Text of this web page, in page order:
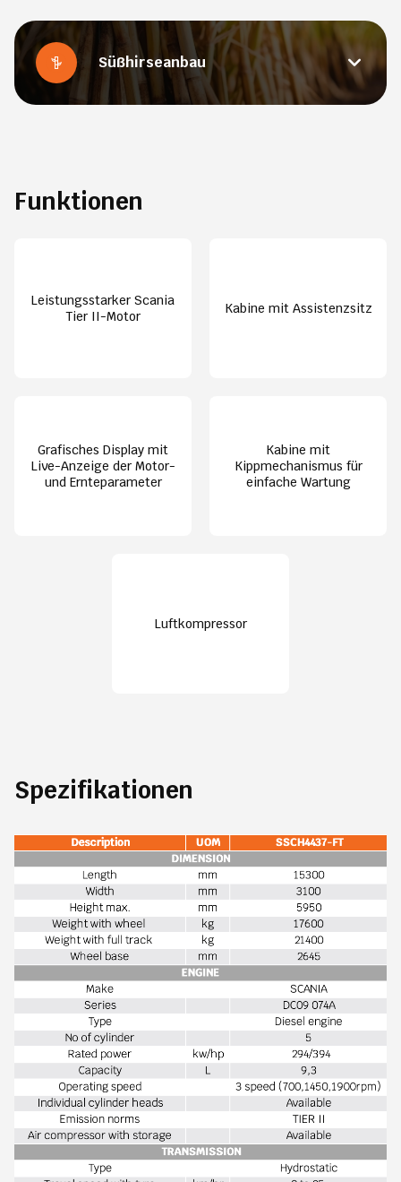
Süßhirseanbau
Funktionen
Leistungsstarker Scania
Tier II-Motor
Kabine mit Assistenzsitz
Grafisches Display mit
Live-Anzeige der Motor-
und Ernteparameter
Kabine mit
Kippmechanismus für
einfache Wartung
Luftkompressor
Spezifikationen